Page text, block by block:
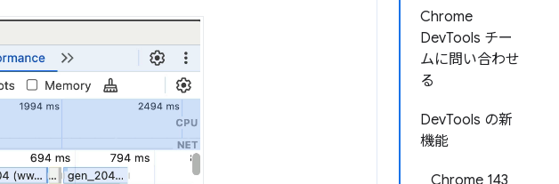
Chrome
DevTools チー
ムに問い合わせ
る
DevTools の新
機能
Chrome 143